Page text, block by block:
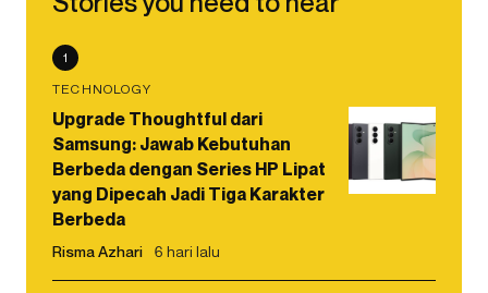
1
TECHNOLOGY
Upgrade Thoughtful dari
Samsung: Jawab Kebutuhan
Berbeda dengan Series HP Lipat
yang Dipecah Jadi Tiga Karakter
Berbeda
Risma Azhari 6 hari lalu